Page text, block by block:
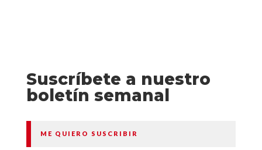
Suscríbete a nuestro
boletín semanal
ME QUIERO SUSCRIBIR